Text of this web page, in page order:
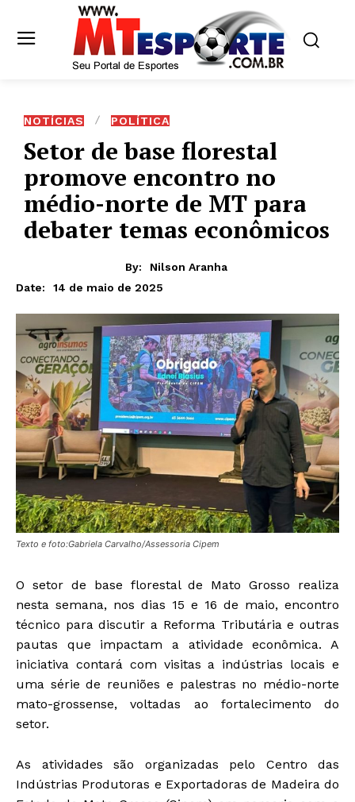
NOTÍCIAS POLÍTICA
Setor de base florestal
promove encontro no
médio-norte de MT para
debater temas econômicos
By:
Nilson Aranha
Date:
14 de maio de 2025
Texto e foto:Gabriela Carvalho/Assessoria Cipem
O setor de base florestal de Mato Grosso realiza
nesta semana, nos dias 15 e 16 de maio, encontro
técnico para discutir a Reforma Tributária e outras
pautas que impactam a atividade econômica. A
iniciativa contará com visitas a indústrias locais e
uma série de reuniões e palestras no médio-norte
mato-grossense, voltadas ao fortalecimento do
setor.
As atividades são organizadas pelo Centro das
Indústrias Produtoras e Exportadoras de Madeira do